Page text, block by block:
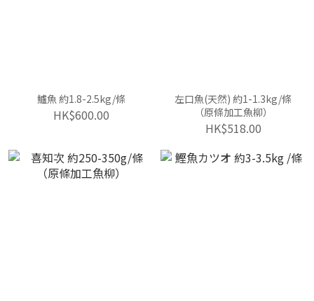
鱸魚 約1.8-2.5kg/條
HK$600.00
左口魚(天然) 約1-1.3kg/條
（原條加工魚柳）
HK$518.00